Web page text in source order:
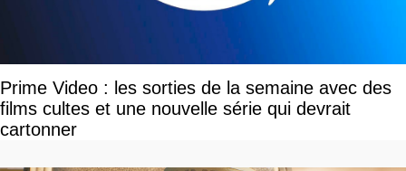
Prime Video : les sorties de la semaine avec des
films cultes et une nouvelle série qui devrait
cartonner